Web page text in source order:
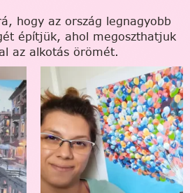
hogy az ország legnagyobb
építjük, ahol megoszthatjuk
az alkotás örömét.